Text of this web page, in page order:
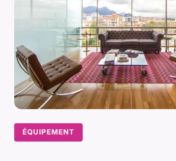
ÉQUIPEMENT